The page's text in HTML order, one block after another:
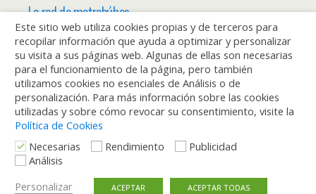
La red de metrobúhos
SIN RESPUESTA
Volver arriba
Móvil
Este sitio web utiliza cookies propias y de terceros para
recopilar información que ayuda a optimizar y personalizar
su visita a sus páginas web. Algunas de ellas son necesarias
para el funcionamiento de la página, pero también
utilizamos cookies no esenciales de Análisis o de
personalización. Para más información sobre las cookies
utilizadas y sobre cómo revocar su consentimiento, visite la
Política de Cookies
Necesarias
Rendimiento
Publicidad
Análisis
Personalizar
ACEPTAR ACEPTAR TODAS